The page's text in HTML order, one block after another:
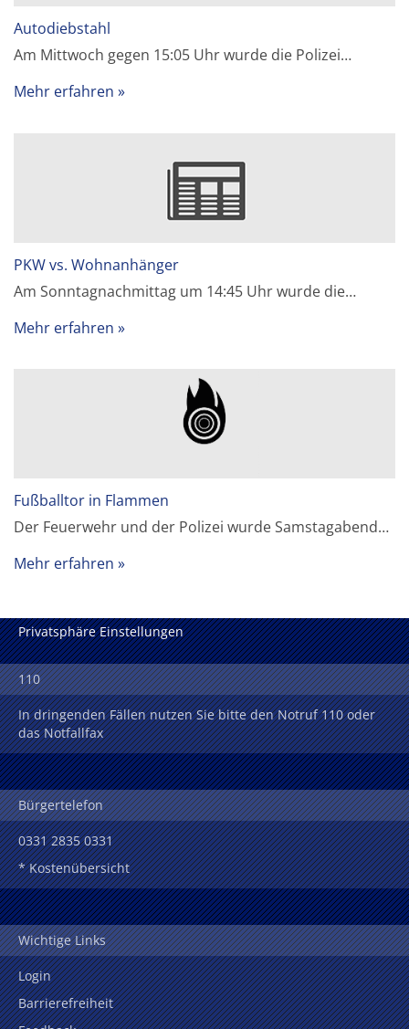
Autodiebstahl
Am Mittwoch gegen 15:05 Uhr wurde die Polizei…
Mehr erfahren
PKW vs. Wohnanhänger
Am Sonntagnachmittag um 14:45 Uhr wurde die…
Mehr erfahren
Fußballtor in Flammen
Der Feuerwehr und der Polizei wurde Samstagabend…
Mehr erfahren
Privatsphäre Einstellungen
110
In dringenden Fällen nutzen Sie bitte den Notruf 110 oder
das Notfallfax
Bürgertelefon
0331 2835 0331
* Kostenübersicht
Wichtige Links
Login
Barrierefreiheit